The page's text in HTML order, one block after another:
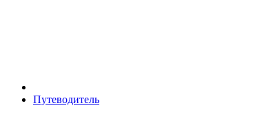
Путеводитель